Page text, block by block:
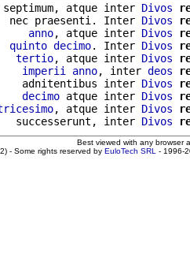
atque inter Divos
nec praesenti. Inter Divos
anno, atque inter Divos
quinto decimo. Inter Divos
tertio, atque inter Divos
imperii anno, inter deos
adnitentibus inter Divos
decimo atque inter Divos
, atque inter Divos
successerunt, inter Divos
Best viewed with any browser
- Some rights reserved by EuloTech SRL - 1996-